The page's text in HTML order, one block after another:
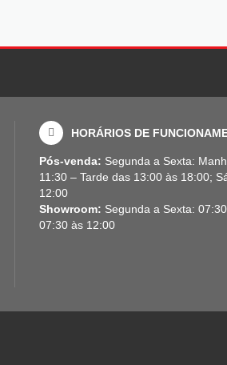
HORÁRIOS DE
Pós-venda: Segunda a Sexta:
11:30 – Tarde das 13:00 às 18:00;
12:00
Showroom: Segunda a Sexta:
07:30 às 12:00